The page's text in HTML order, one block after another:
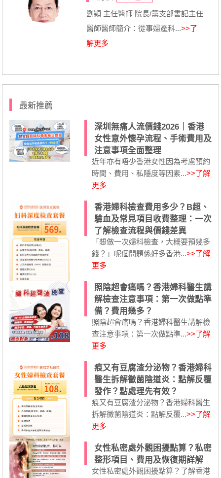
劉穎 主任醫師 院長/黨支部書記主任
醫師醫師簡介：從事婦產科...>>了
解更多
最新推薦
深圳無痛人流價錢2026｜香港
女性意外懷孕流程、手術費用及
注意事項全面整理
近年亦有唔少香港女性因為考慮預約
時間、費用、私隱度等因素...>>了解
更多
香港婦科檢查費用多少？B超、
驗血及常見項目收費整理：一次
了解檢查流程與價錢差異
「想做一次婦科檢查，大概要預幾多
錢？」呢個問題係好多香港...>>了解
更多
照陰超會痛嗎？香港婦科醫生講
解檢查注意事項：第一次做點準
備？費用幾多？
照陰超會痛嗎？香港婦科醫生講解檢
查注意事項：第一次做點準...>>了解
更多
痕又有豆腐渣分泌物？香港婦科
醫生拆解黴菌陰道炎：點解反覆
發作？點處理先有效？
痕又有豆腐渣分泌物？香港婦科醫生
拆解黴菌陰道炎：點解反覆...>>了解
更多
女性私密處外觀困擾點算？私密
整形項目、費用及恢復期詳解
女性私密處外觀困擾點算？了解香港